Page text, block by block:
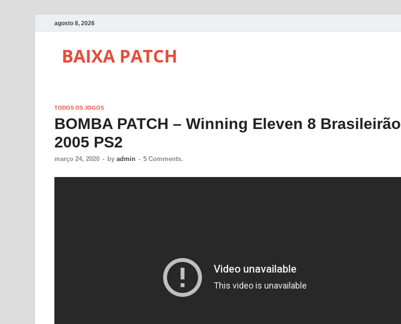
agosto 8, 2026
BAIXA PATCH
TODOS OS JOGOS
BOMBA PATCH – Winning Eleven 8 Brasileirão
2005 PS2
março 24, 2020 - by admin - 5 Comments.